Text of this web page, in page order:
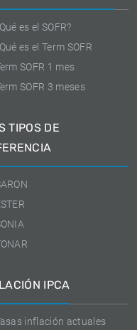
es el SOFR?
es el Term SOFR
SOFR 1 mes
SOFR 3 meses
TIPOS DE
IPCA
inflación actuales